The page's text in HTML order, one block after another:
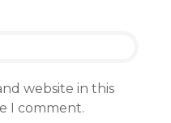
website in this
I comment.